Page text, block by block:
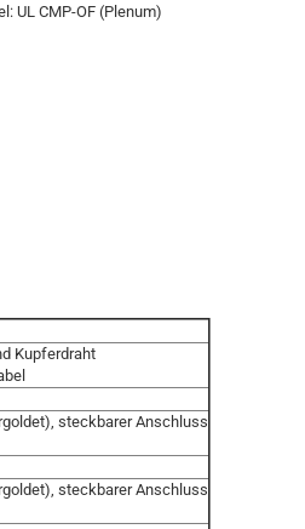
UL CMP-OF (Plenum)
Kupferdraht
steckbarer Anschluss
steckbarer Anschluss